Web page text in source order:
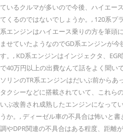
ているクルマが多いので今後、ハイエー
てくるのではないでしょうか。, 120系プ
系エンジンはハイエース乗りの方を筆頭
ませていたようなのでGD系エンジンが
す。, KD系エンジンはインジェクタ、
で40万円以上の出費なんて話をよく聞い
ソリンのTR系エンジンはだいぶ前から
タクシーなどに搭載されていて、これら
いぶ改善され成熟したエンジンになって
うか。, ディーゼル車の不具合は怖いと
調やDPR関連の不具合はある程度、距離